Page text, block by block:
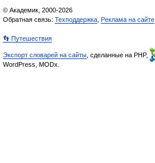
© Академик, 2000-2026
Обратная связь: Техподдержка Реклама на сайте
👣 Путешествия
Экспорт словарей на сайты , сделанные на PHP,
WordPress, MODx.